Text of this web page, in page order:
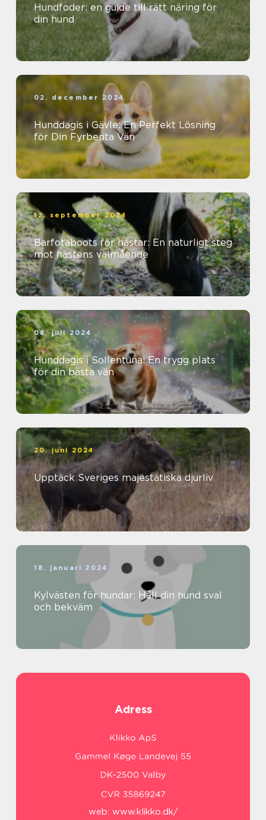
Hundfoder: en guide till rätt näring för
din hund
02. december 2024
Hunddagis i Gävle: En Perfekt Lösning
för Din Fyrbenta Vän
12. september 2024
Barfotaboots för hästar: En naturligt steg
mot hästens välmående
08. juli 2024
Hunddagis i Sollentuna: En trygg plats
för din bästa vän
20. juni 2024
Upptäck Sveriges majestätiska djurliv
18. januari 2024
Kylvästen för hundar: Håll din hund sval
och bekväm
Adress
web: www.klikko.dk/